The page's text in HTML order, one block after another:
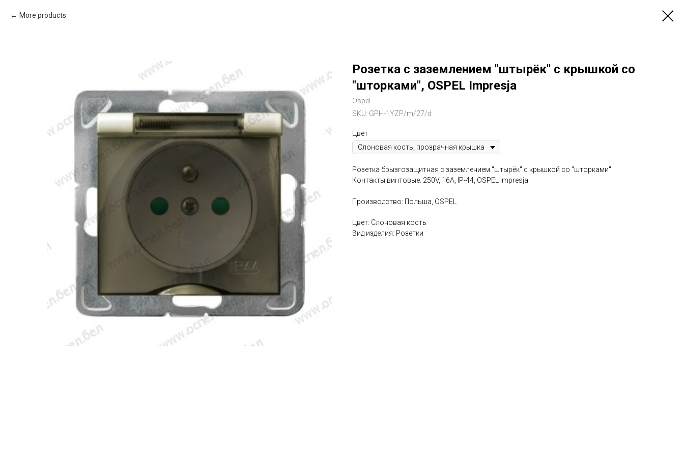
More products
Розетка с заземлением "штырёк" с крышкой со
"шторками", OSPEL Impresja
Ospel
SKU: GPH-1YZP/m/27/d
Цвет
Розетка брызгозащитная с заземлением "штырёк" с крышкой со "шторками".
Контакты винтовые. 250V, 16A, IP-44, OSPEL Impresja
Производство: Польша, OSPEL
Цвет: Слоновая кость
Вид изделия: Розетки